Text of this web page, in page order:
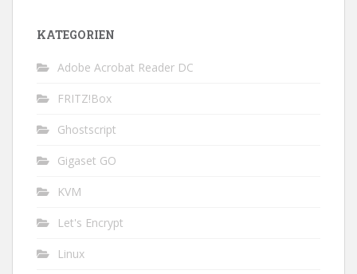
KATEGORIEN
Adobe Acrobat Reader DC
FRITZ!Box
Ghostscript
Gigaset GO
KVM
Let's Encrypt
Linux